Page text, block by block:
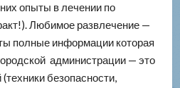
опыты в лечении по
Любимое развлечение —
полные информации которая
администрации — это
безопасности,